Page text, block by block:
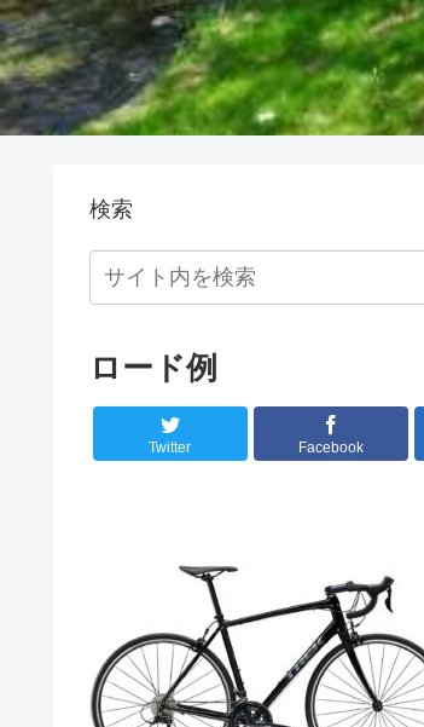
検索
ロード例
Twitter Facebook